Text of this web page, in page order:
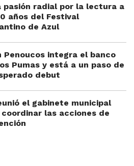
pasión radial por la lectura a
años del Festival
de Azul
Penoucos integra el banco
Pumas y está a un paso de
debut
el gabinete municipal
coordinar las acciones de